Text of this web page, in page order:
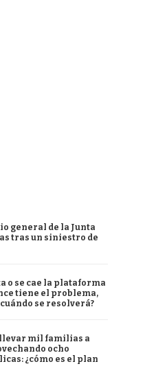
general de la Junta
tras un siniestro de
o se cae la plataforma
tiene el problema,
se resolverá?
mil familias a
ocho
¿cómo es el plan